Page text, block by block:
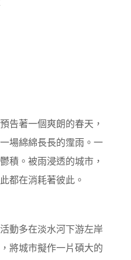
告著一個爽朗的春天，
場綿綿長長的霪雨。一
積。被雨浸透的城市，
都在消耗著彼此。
動多在淡水河下游左岸
將城市擬作一片碩大的